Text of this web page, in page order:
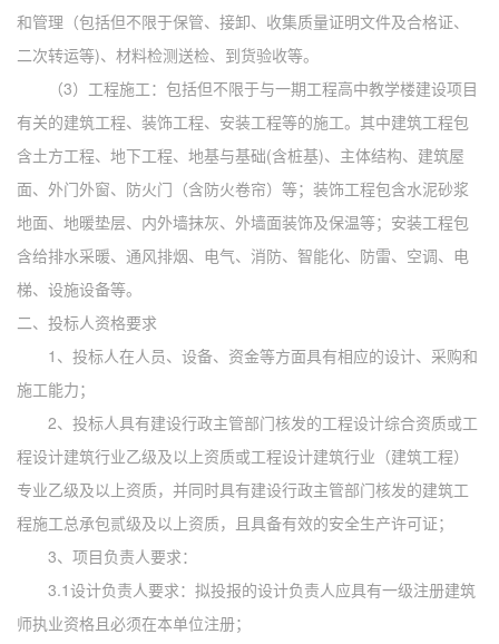
和管理（包括但不限于保管、接卸、收集质量证明文件及合格证、
二次转运等)、材料检测送检、到货验收等。
（3）工程施工：包括但不限于与一期工程高中教学楼建设项目
有关的建筑工程、装饰工程、安装工程等的施工。其中建筑工程包
含土方工程、地下工程、地基与基础(含桩基)、主体结构、建筑屋
面、外门外窗、防火门（含防火卷帘）等；装饰工程包含水泥砂浆
地面、地暖垫层、内外墙抹灰、外墙面装饰及保温等；安装工程包
含给排水采暖、通风排烟、电气、消防、智能化、防雷、空调、 电
梯、设施设备等。
二、投标人资格要求
1、投标人在人员、设备、资金等方面具有相应的设计、采购和
施工能力；
2、投标人具有建设行政主管部门核发的工程设计综合资质或工
程设计建筑行业乙级及以上资质或工程设计建筑行业（建筑工程）
专业乙级及以上资质，并同时具有建设行政主管部门核发的建筑工
程施工总承包贰级及以上资质，且具备有效的安全生产许可证；
3、项目负责人要求：
3.1设计负责人要求：拟投报的设计负责人应具有一级注册建筑
师执业资格且必须在本单位注册；